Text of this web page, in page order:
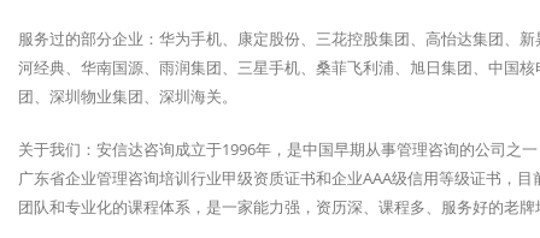
服务过的部分企业：华为手机、康定股份、三花控股集团、高怡达集团、
河经典、华南国源、雨润集团、三星手机、桑菲飞利浦、旭日集团、中国
团、深圳物业集团、深圳海关。
关于我们：安信达咨询成立于1996年，是中国早期从事管理咨询的公司之
广东省企业管理咨询培训行业甲级资质证书和企业AAA级信用等级证书，
团队和专业化的课程体系，是一家能力强，资历深、课程多、服务好的老